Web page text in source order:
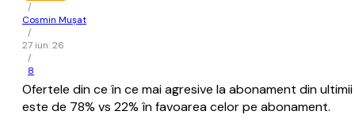
/
Cosmin Mușat
/
27 iun. 26
/
8
Ofertele din ce în ce mai agresive la abonament din
este de 78% vs 22% în favoarea celor pe abonament.